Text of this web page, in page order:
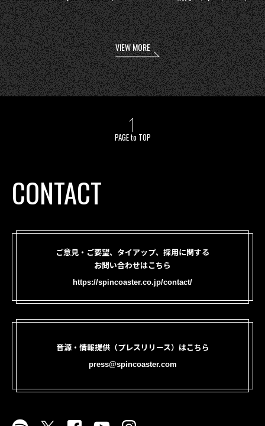
VIEW MORE
PAGE to TOP
CONTACT
ご意見・ご要望、タイアップ、採用に関する
お問い合わせはこちら
https://spincoaster.co.jp/contact/
音源・情報提供（プレスリリース）はこちら
press@spincoaster.com